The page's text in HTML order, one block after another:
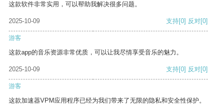
这款软件非常实用，可以帮助我解决很多问题。
2025-10-09 支持[0] 反对[0]
游客
这款app的音乐资源非常优质，可以让我尽情享受音乐的魅力。
2025-10-09 支持[0] 反对[0]
游客
这款加速器VPM应用程序已经为我们带来了无限的隐私和安全性保护。